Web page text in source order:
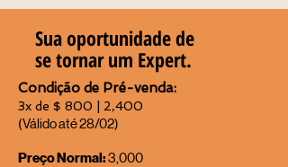
Sua oportunidade de
se tornar um Expert.
Condição de Pré-venda:
3x de $ 800 | 2,400
(Válido até 28/02)
Preço Normal:3,000